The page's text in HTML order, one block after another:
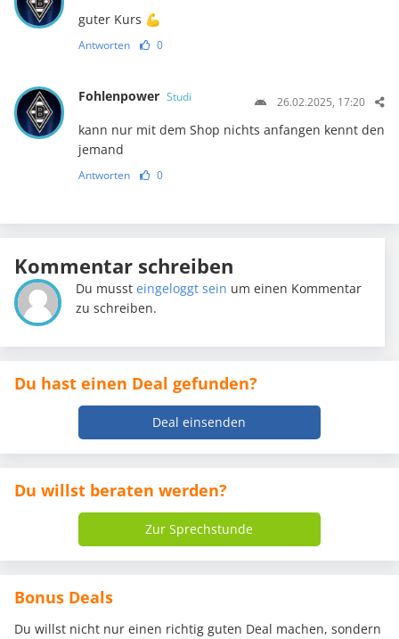
guter Kurs 💪
Antworten 0
Fohlenpower Studi 26.02.2025, 17:20
kann nur mit dem Shop nichts anfangen kennt den
jemand
Antworten 0
Kommentar schreiben
Du mussteingeloggt sein um einen Kommentar
zu schreiben.
Du hast einen Deal gefunden?
Deal einsenden
Du willst beraten werden?
Zur Sprechstunde
Bonus Deals
Du willst nicht nur einen richtig guten Deal machen, sondern